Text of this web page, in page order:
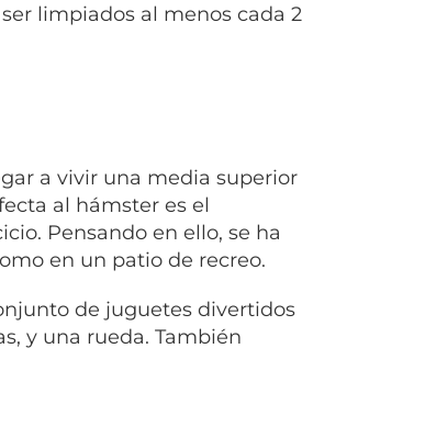
limpiados al menos cada 2
a vivir una media superior
al hámster es el
Pensando en ello, se ha
en un patio de recreo.
de juguetes divertidos
y una rueda. También